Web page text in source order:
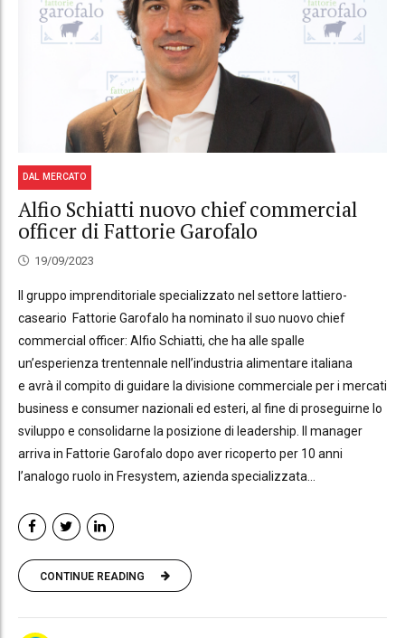
DAL MERCATO
Alfio Schiatti nuovo chief commercial
officer di Fattorie Garofalo
19/09/2023
Il gruppo imprenditoriale specializzato nel settore lattiero-
caseario Fattorie Garofalo ha nominato il suo nuovo chief
commercial officer: Alfio Schiatti, che ha alle spalle
un’esperienza trentennale nell’industria alimentare italiana
e avrà il compito di guidare la divisione commerciale per i mercati
business e consumer nazionali ed esteri, al fine di proseguirne lo
sviluppo e consolidarne la posizione di leadership. Il manager
arriva in Fattorie Garofalo dopo aver ricoperto per 10 anni
l’analogo ruolo in Fresystem, azienda specializzata...
CONTINUE READING